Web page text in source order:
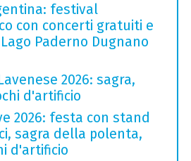
festival
con concerti gratuiti e
Paderno Dugnano
2026: sagra,
d'artificio
2026: festa con stand
sagra della polenta,
d'artificio